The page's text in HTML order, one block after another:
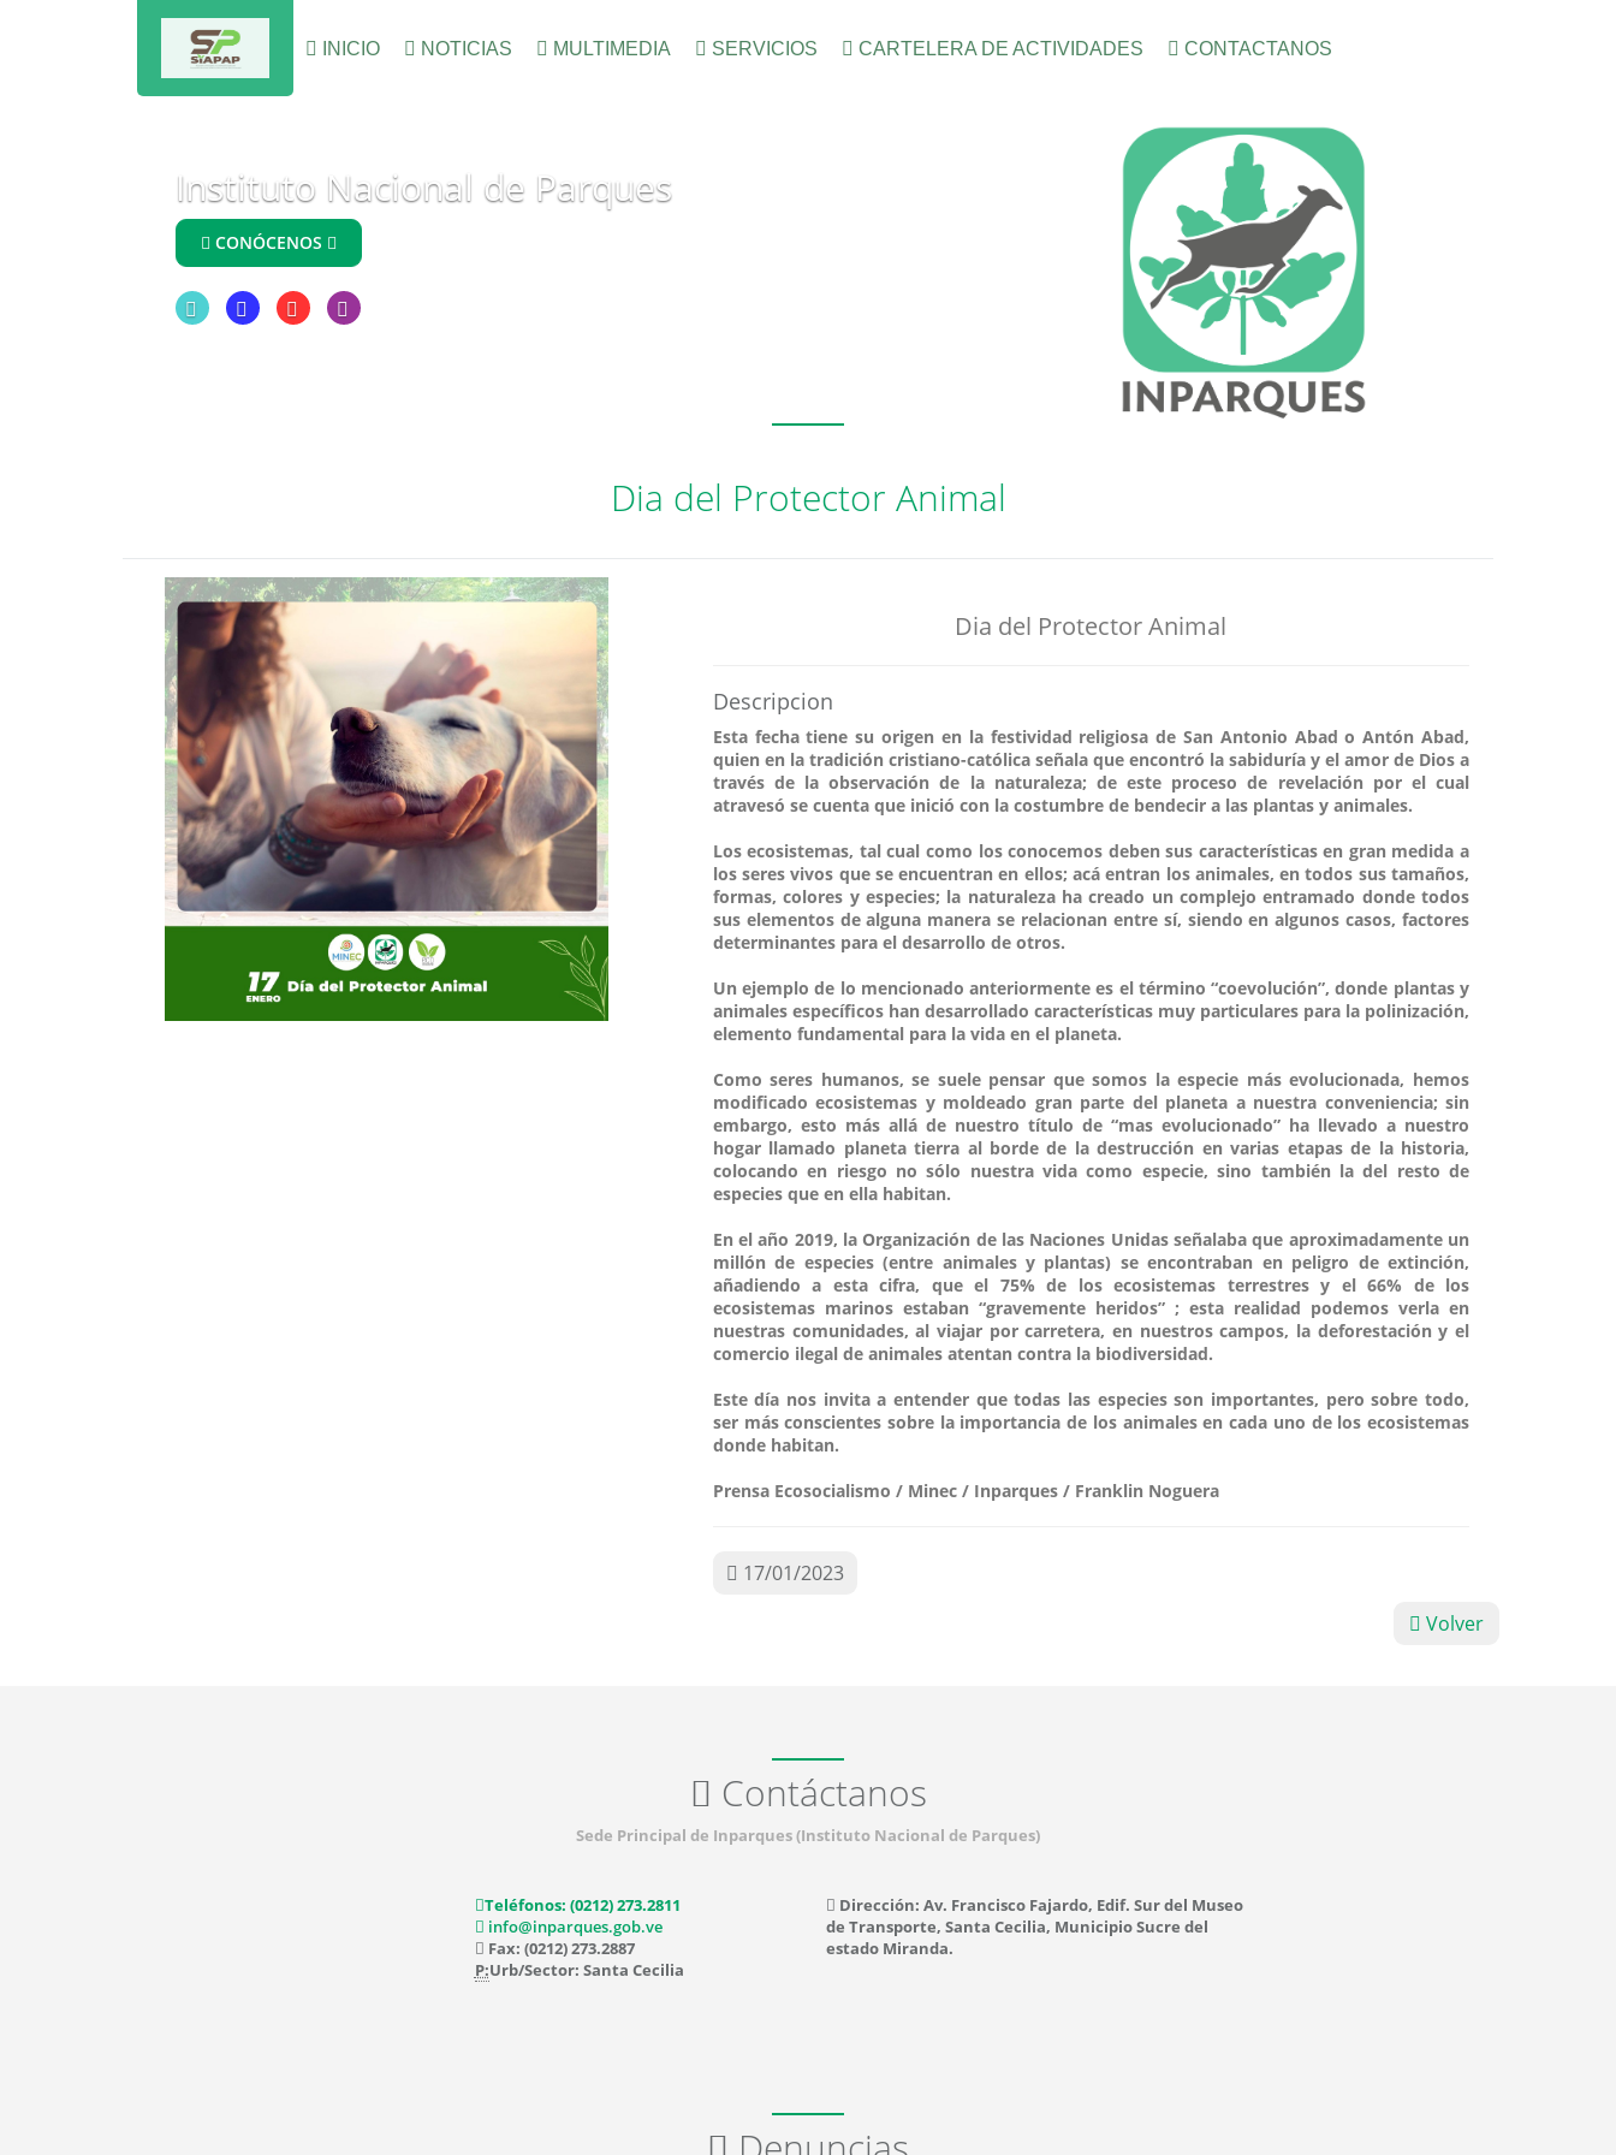
INICIO NOTICIAS MULTIMEDIA SERVICIOS CARTELERA DE ACTIVIDADES CONTACTANOS
Instituto Nacional de Parques
CONÓCENOS
Dia del Protector Animal
Dia del Protector Animal
Descripcion
Esta fecha tiene su origen en la festividad religiosa de San Antonio Abad o Antón Abad,
quien en la tradición cristiano-católica señala que encontró la sabiduría y el amor de Dios a
través de la observación de la naturaleza; de este proceso de revelación por el cual
atravesó se cuenta que inició con la costumbre de bendecir a las plantas y animales.
Los ecosistemas, tal cual como los conocemos deben sus características en gran medida a
los seres vivos que se encuentran en ellos; acá entran los animales, en todos sus tamaños,
formas, colores y especies; la naturaleza ha creado un complejo entramado donde todos
sus elementos de alguna manera se relacionan entre sí, siendo en algunos casos, factores
determinantes para el desarrollo de otros.
Un ejemplo de lo mencionado anteriormente es el término “coevolución”, donde plantas y
animales específicos han desarrollado características muy particulares para la polinización,
elemento fundamental para la vida en el planeta.
Como seres humanos, se suele pensar que somos la especie más evolucionada, hemos
modificado ecosistemas y moldeado gran parte del planeta a nuestra conveniencia; sin
embargo, esto más allá de nuestro título de “mas evolucionado” ha llevado a nuestro
hogar llamado planeta tierra al borde de la destrucción en varias etapas de la historia,
colocando en riesgo no sólo nuestra vida como especie, sino también la del resto de
especies que en ella habitan.
En el año 2019, la Organización de las Naciones Unidas señalaba que aproximadamente un
millón de especies (entre animales y plantas) se encontraban en peligro de extinción,
añadiendo a esta cifra, que el 75% de los ecosistemas terrestres y el 66% de los
ecosistemas marinos estaban “gravemente heridos” ; esta realidad podemos verla en
nuestras comunidades, al viajar por carretera, en nuestros campos, la deforestación y el
comercio ilegal de animales atentan contra la biodiversidad.
Este día nos invita a entender que todas las especies son importantes, pero sobre todo,
ser más conscientes sobre la importancia de los animales en cada uno de los ecosistemas
donde habitan.
Prensa Ecosocialismo / Minec / Inparques / Franklin Noguera
17/01/2023
Volver
Contáctanos
Sede Principal de Inparques (Instituto Nacional de Parques)
Teléfonos: (0212) 273.2811
info@inparques.gob.ve
Fax: (0212) 273.2887
P:Urb/Sector: Santa Cecilia
Dirección: Av. Francisco Fajardo, Edif. Sur del Museo
de Transporte, Santa Cecilia, Municipio Sucre del
estado Miranda.